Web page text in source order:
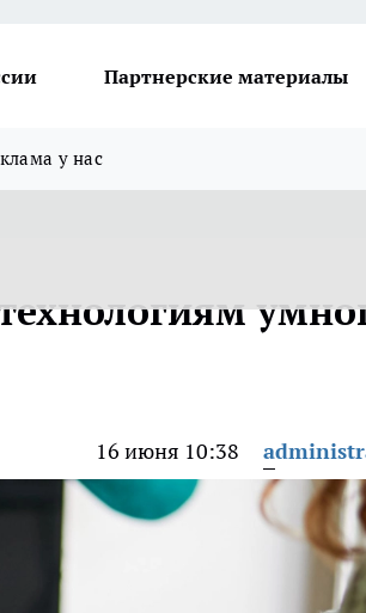
Партнерские материалы
у нас
16 июня 10:38